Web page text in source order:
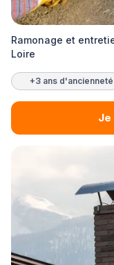
Ramonage et
Loire
+3 ans d'ancienneté
Je